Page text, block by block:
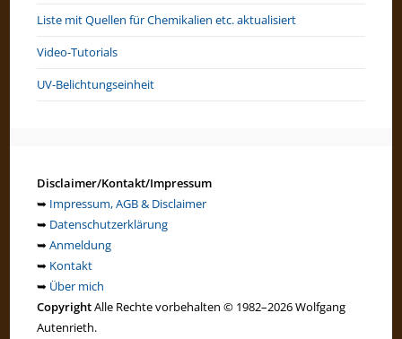
Liste mit Quellen für Chemikalien etc. aktualisiert
Video-Tutorials
UV-Belichtungseinheit
Disclaimer/Kontakt/Impressum
➥ Impressum, AGB & Disclaimer
➥ Datenschutzerklärung
➥Anmeldung
➥ Kontakt
➥ Über mich
CopyrightAlle Rechte vorbehalten © 1982–2026 Wolfgang
Autenrieth.